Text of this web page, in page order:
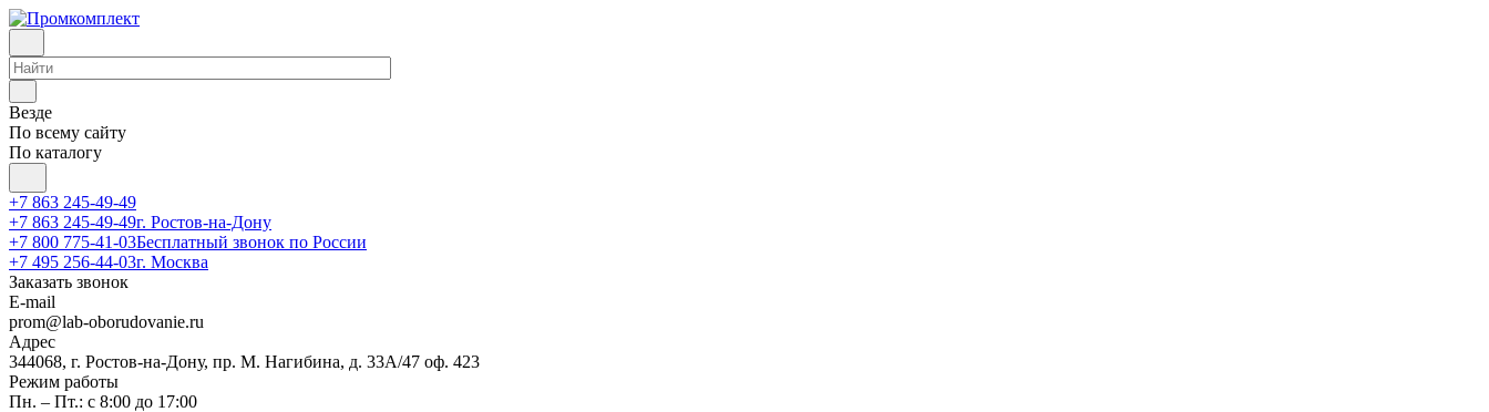
Везде
По всему сайту
По каталогу
+7 863 245-49-49
+7 863 245-49-49г. Ростов-на-Дону
+7 800 775-41-03Бесплатный звонок по России
+7 495 256-44-03г. Москва
Заказать звонок
E-mail
prom@lab-oborudovanie.ru
Адрес
344068, г. Ростов-на-Дону, пр. М. Нагибина, д. 33А/47 оф. 423
Режим работы
Пн. – Пт.: с 8:00 до 17:00